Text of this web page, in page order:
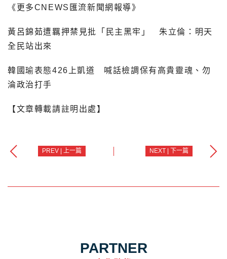
《更多CNEWS匯流新聞網報導》
黃呂錦茹遭羈押禁見批「民主黑牢」 朱立倫：明天
全民站出來
韓國瑜表態426上凱道 喊話檢調保有高貴靈魂、勿
淪政治打手
【文章轉載請註明出處】
PREV | 上一篇 NEXT | 下一篇
PARTNER